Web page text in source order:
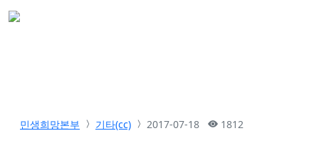
민생희망본부 기타(cc) 2017-07-18 1812